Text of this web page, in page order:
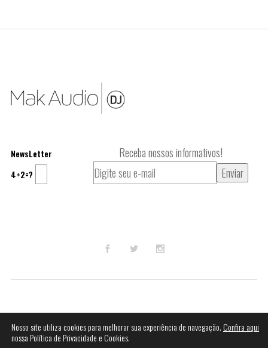
NewsLetter Receba nossos informativos!
4+2=?
© 2023Mak Audio DJ.
Nosso site utiliza cookies para melhorar sua experiência de navegação.Confira aqui
nossa Política de Privacidade e Cookies.